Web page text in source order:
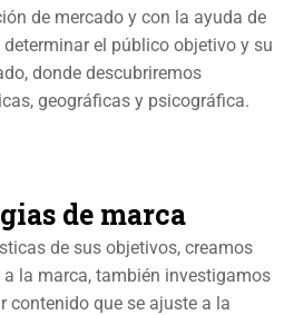
de mercado y con la ayuda de
el público objetivo y su
donde descubriremos
geográficas y psicográfica.
de marca
de sus objetivos, creamos
la marca, también investigamos
contenido que se ajuste a la